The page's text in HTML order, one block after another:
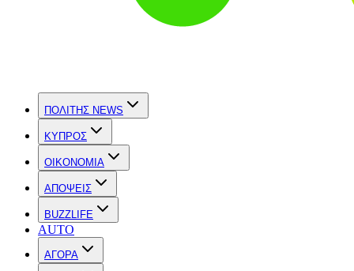
ΠΟΛΙΤΗΣ NEWS
ΚΥΠΡΟΣ
OIKONOMIA
ΑΠΟΨΕΙΣ
BUZZLIFE
AUTO
ΑΓΟΡΑ